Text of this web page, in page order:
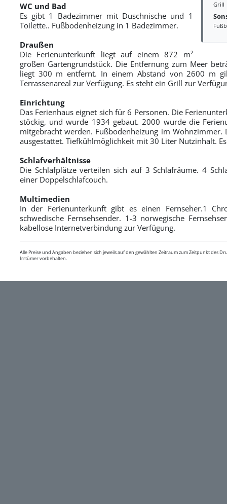
Grill
WC und Bad
Es gibt 1 Badezimmer mit Duschnische und 1
Toilette.. Fußbodenheizung in 1 Badezimmer.
Draußen
Die Ferienunterkunft liegt auf einem 872 m²
großen Gartengrundstück. Die Entfernung zum Meer
liegt 300 m entfernt. In einem Abstand von 2600 m
Terrassenareal zur Verfügung. Es steht ein Grill zur
Einrichtung
Das Ferienhaus eignet sich für 6 Personen. Die
stöckig, und wurde 1934 gebaut. 2000 wurde die
mitgebracht werden. Fußbodenheizung im
ausgestattet. Tiefkühlmöglichkeit mit 30 Liter Nutzinhalt.
Schlafverhältnisse
Die Schlafplätze verteilen sich auf 3 Schlafräume. 4
einer Doppelschlafcouch.
Multimedien
In der Ferienunterkunft gibt es einen Fernseher.1
schwedische Fernsehsender. 1-3 norwegische
kabellose Internetverbindung zur Verfügung.
Alle Preise und Angaben beziehen sich jeweils auf den gewählten Zeitraum zum Zeitpunkt des
Irrtümer vorbehalten.